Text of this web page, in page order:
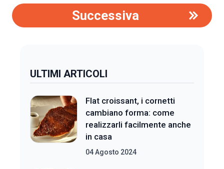
Successiva
ULTIMI ARTICOLI
Flat croissant, i cornetti
cambiano forma: come
realizzarli facilmente anche
in casa
04 Agosto 2024